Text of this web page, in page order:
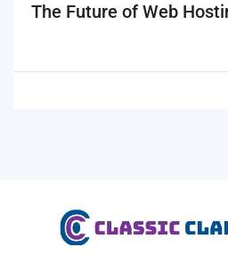
The Future of Web